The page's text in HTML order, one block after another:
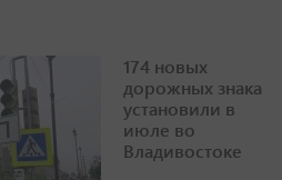
174 новых
дорожных знака
установили в
июле во
Владивостоке